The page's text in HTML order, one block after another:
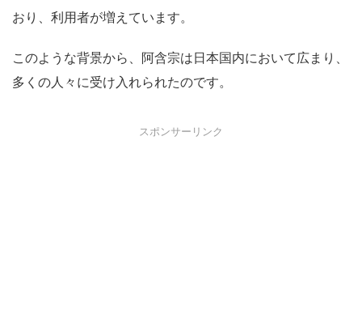
おり、利用者が増えています。
このような背景から、阿含宗は日本国内において広まり、
多くの人々に受け入れられたのです。
スポンサーリンク